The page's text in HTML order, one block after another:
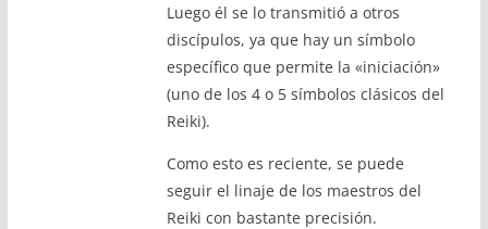
Luego él se lo transmitió a otros
discípulos, ya que hay un símbolo
específico que permite la «iniciación»
(uno de los 4 o 5 símbolos clásicos del
Reiki).
Como esto es reciente, se puede
seguir el linaje de los maestros del
Reiki con bastante precisión.